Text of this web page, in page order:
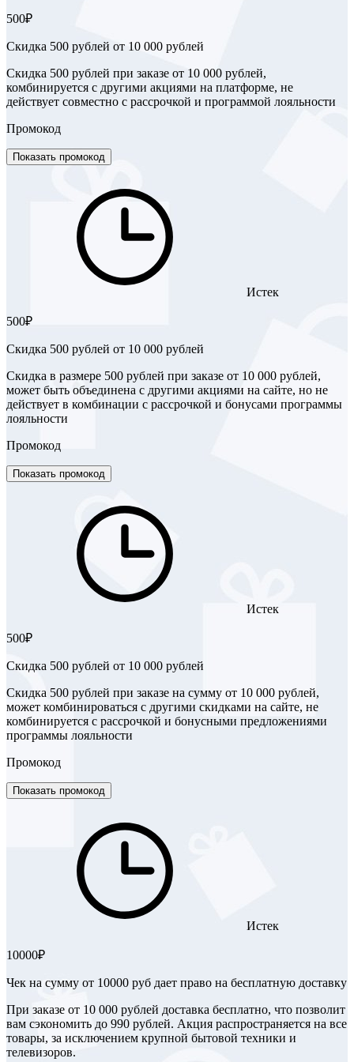
500₽
Скидка 500 рублей от 10 000 рублей
Скидка 500 рублей при заказе от 10 000 рублей,
комбинируется с другими акциями на платформе, не
действует совместно с рассрочкой и программой лояльности
Промокод
Показать промокод
Истек
500₽
Скидка 500 рублей от 10 000 рублей
Скидка в размере 500 рублей при заказе от 10 000 рублей,
может быть объединена с другими акциями на сайте, но не
действует в комбинации с рассрочкой и бонусами программы
лояльности
Промокод
Показать промокод
Истек
500₽
Скидка 500 рублей от 10 000 рублей
Скидка 500 рублей при заказе на сумму от 10 000 рублей,
может комбинироваться с другими скидками на сайте, не
комбинируется с рассрочкой и бонусными предложениями
программы лояльности
Промокод
Показать промокод
Истек
10000₽
Чек на сумму от 10000 руб дает право на бесплатную доставку
При заказе от 10 000 рублей доставка бесплатно, что позволит
вам сэкономить до 990 рублей. Акция распространяется на все
товары, за исключением крупной бытовой техники и
телевизоров.